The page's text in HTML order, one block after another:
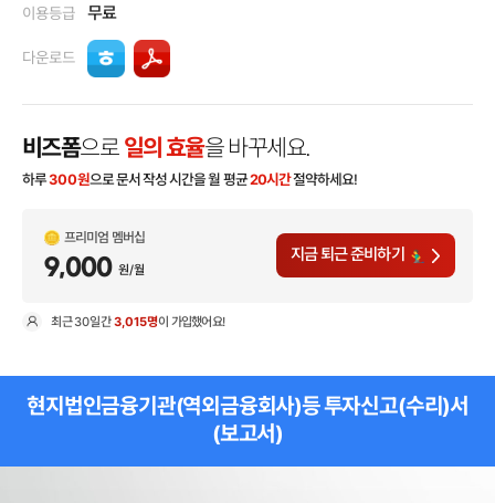
이용등급 무료
다운로드
비즈폼으로 일의 효율을 바꾸세요.
하루300원으로 문서 작성 시간을 월 평균20시간절약하세요!
프리미엄 멤버십
9,000 원/월
지금 퇴근 준비하기
최근30일간3,015명이 가입했어요!
현지법인금융기관(역외금융회사)등 투자신고(수리)서
(보고서)